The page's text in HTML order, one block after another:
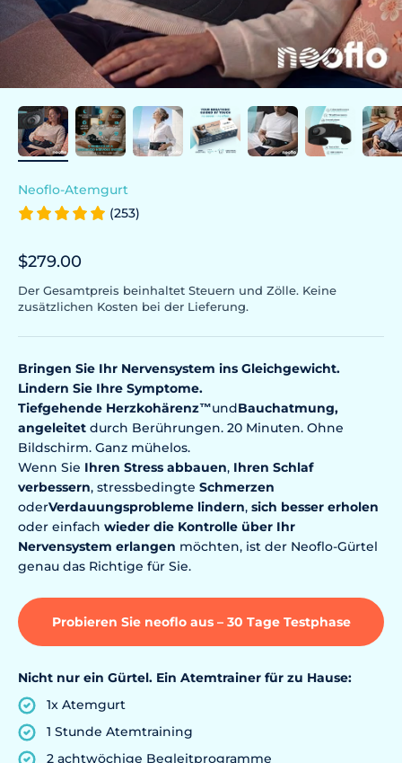
Neoflo-Atemgurt
(253)
Prix de vente
$279.00
Der Gesamtpreis beinhaltet Steuern und Zölle. Keine
zusätzlichen Kosten bei der Lieferung.
Bringen Sie Ihr Nervensystem ins Gleichgewicht.
Lindern Sie Ihre Symptome.
Tiefgehende Herzkohärenz™undBauchatmung,
angeleitet durch Berührungen. 20 Minuten. Ohne
Bildschirm. Ganz mühelos.
Wenn Sie Ihren Stress abbauen, Ihren Schlaf
verbessern, stressbedingte Schmerzen
oderVerdauungsprobleme lindern, sich besser erholen
oder einfach wieder die Kontrolle über Ihr
Nervensystem erlangen möchten, ist der Neoflo-Gürtel
genau das Richtige für Sie.
Probieren Sie neoflo aus – 30 Tage Testphase
Nicht nur ein Gürtel. Ein Atemtrainer für zu Hause:
1x Atemgurt
1 Stunde Atemtraining
2 achtwöchige Begleitprogramme